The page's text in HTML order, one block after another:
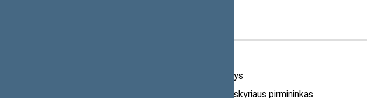
Lietuvos vaistininkų draugijos narys
Smulkaus verslo draugijos narys, skyriaus pirmininkas